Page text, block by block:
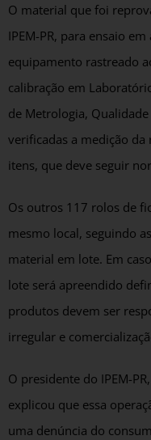
O material que foi
IPEM-PR, para ensaio
equipamento rastreado
calibração em
de Metrologia,
verificadas a medição
itens, que deve seguir
Os outros 117 rolos de
mesmo local, seguindo
material em lote. Em
lote será apreendido
produtos devem ser
irregular e
O presidente do IPEM-
explicou que essa
uma denúncia do